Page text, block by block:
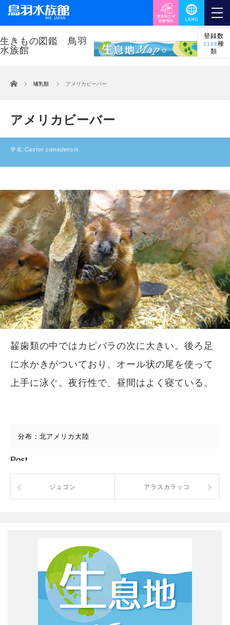
登録数
1128種
類
ホーム 哺乳類 アメリカビーバー
アメリカビーバー
学名:Castor canadensis
齧歯類の中ではカピバラの次に大きい。後ろ足
に水かきがついており、オール状の尾を使って
上手に泳ぐ。夜行性で、昼間はよく寝ている。
分布：北アメリカ大陸
Post
ジュゴン アラスカラッコ